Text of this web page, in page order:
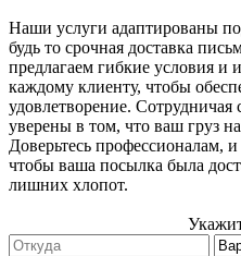
Наши услуги адаптированы
будь то срочная доставка
предлагаем гибкие условия и
каждому клиенту, чтобы
удовлетворение.
уверены в том, что ваш груз
Доверьтесь профессионалам,
чтобы ваша посылка была
лишних хлопот.